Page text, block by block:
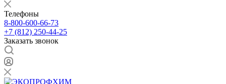
Телефоны
8-800-600-66-73
+7 (812) 250-44-25
Заказать звонок